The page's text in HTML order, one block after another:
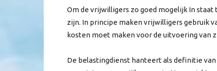
Om de vrijwilligers zo goed mogelijk In
zijn. In principe maken vrijwilligers gebruik
kosten moet maken voor de uitvoering van
De belastingdienst hanteert als definitie